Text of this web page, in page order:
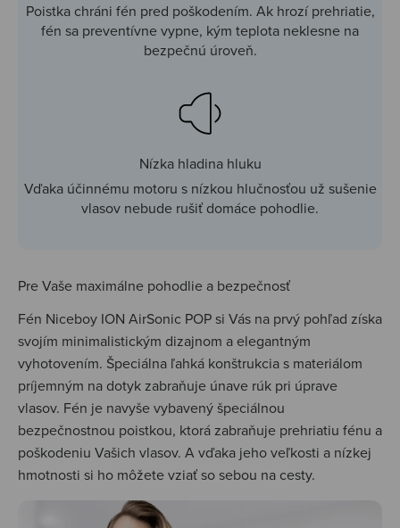
Poistka chráni fén pred poškodením. Ak hrozí prehriatie,
fén sa preventívne vypne, kým teplota neklesne na
bezpečnú úroveň.
Nízka hladina hluku
Vďaka účinnému motoru s nízkou hlučnosťou už sušenie
vlasov nebude rušiť domáce pohodlie.
Pre Vaše maximálne pohodlie a bezpečnosť
Fén Niceboy ION AirSonic POP si Vás na prvý pohľad získa
svojím minimalistickým dizajnom a elegantným
vyhotovením. Špeciálna ľahká konštrukcia s materiálom
príjemným na dotyk zabraňuje únave rúk pri úprave
vlasov. Fén je navyše vybavený špeciálnou
bezpečnostnou poistkou, ktorá zabraňuje prehriatiu fénu a
poškodeniu Vašich vlasov. A vďaka jeho veľkosti a nízkej
hmotnosti si ho môžete vziať so sebou na cesty.